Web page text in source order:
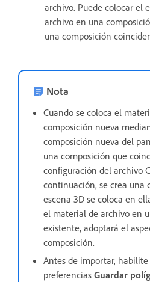
archivo. Puede colocar el
archivo en una
una composición
Nota
Cuando se coloca el
composición nueva
composición nueva del
una composición que
configuración del archivo
continuación, se crea una
escena 3D se coloca en
el material de archivo en
existente, adoptará el
composición.
Antes de importar, habilite
preferencias Guardar